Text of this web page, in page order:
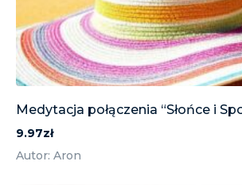
Medytacja połączenia “Słońce i
9.97zł
Autor: Aron